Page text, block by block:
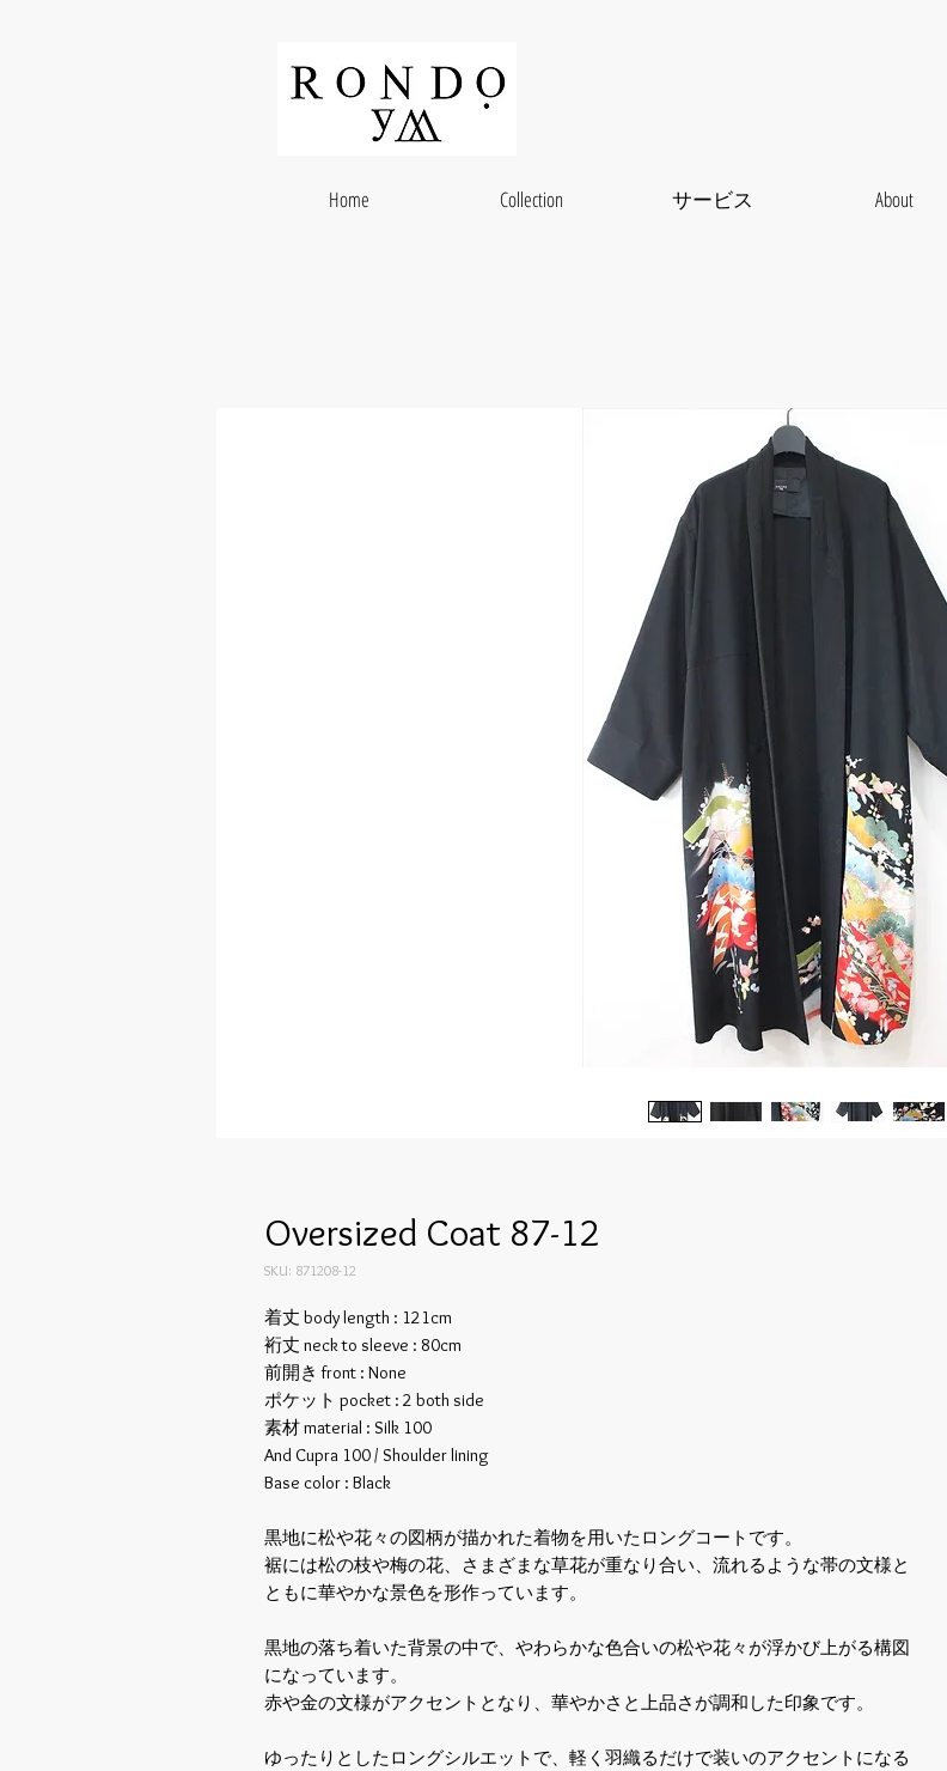
Home Collection サービス About
Oversized Coat 87-12
SKU: 871208-12
着丈 body length : 121cm
裄丈 neck to sleeve : 80cm
前開き front : None
ポケット pocket : 2 both side
素材 material : Silk 100
And Cupra 100 / Shoulder lining
Base color : Black
黒地に松や花々の図柄が描かれた着物を用いたロングコートです。
裾には松の枝や梅の花、さまざまな草花が重なり合い、流れるような帯の文様と
ともに華やかな景色を形作っています。
黒地の落ち着いた背景の中で、やわらかな色合いの松や花々が浮かび上がる構図
になっています。
赤や金の文様がアクセントとなり、華やかさと上品さが調和した印象です。
ゆったりとしたロングシルエットで、軽く羽織るだけで装いのアクセントになる